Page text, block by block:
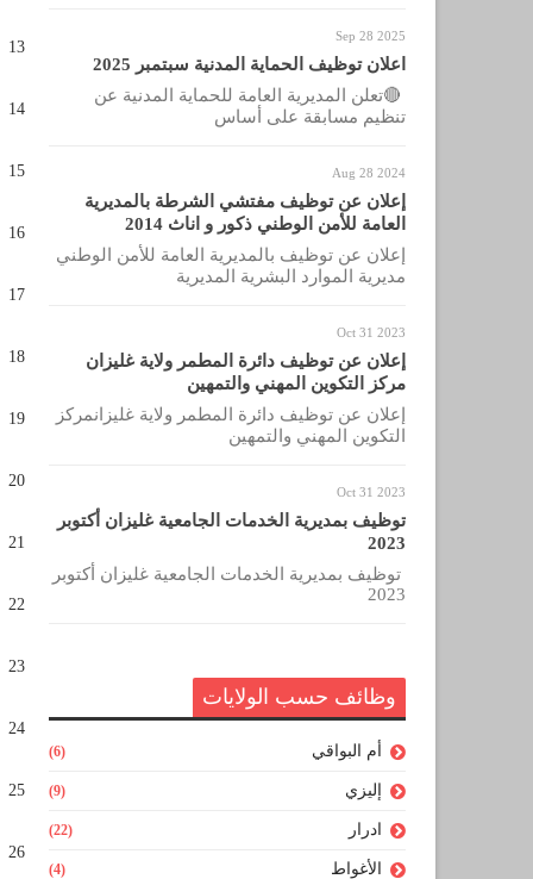
Sep 28 2025
اعلان توظيف الحماية المدنية سبتمبر 2025
🔴تعلن المديرية العامة للحماية المدنية عن
تنظيم مسابقة على أساس
Aug 28 2024
إعلان عن توظيف مفتشي الشرطة بالمديرية
العامة للأمن الوطني ذكور و اناث 2014
إعلان عن توظيف بالمديرية العامة للأمن الوطني
مديرية الموارد البشرية المديرية
Oct 31 2023
إعلان عن توظيف دائرة المطمر ولاية غليزان
مركز التكوين المهني والتمهين
إعلان عن توظيف دائرة المطمر ولاية غليزانمركز
التكوين المهني والتمهين
Oct 31 2023
توظيف بمديرية الخدمات الجامعية غليزان أكتوبر
2023
توظيف بمديرية الخدمات الجامعية غليزان أكتوبر
2023
وظائف حسب الولايات
أم البواقي (6)
إليزي (9)
ادرار (22)
الأغواط (4)
13
14
15
16
17
18
19
20
21
22
23
24
25
26